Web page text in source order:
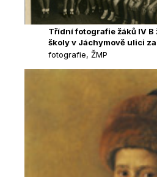
Třídní fotografie žáků IV B
školy v Jáchymově ulici za
fotografie, ŽMP